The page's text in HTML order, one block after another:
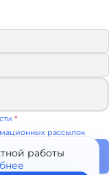
*
рассылок
работы